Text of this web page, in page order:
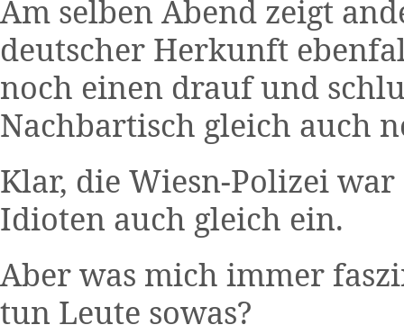
Am selben Abend zeigt
deutscher Herkunft
noch einen drauf und
Nachbartisch gleich auch
Klar, die Wiesn-Polizei
Idioten auch gleich ein.
Aber was mich immer
tun Leute sowas?